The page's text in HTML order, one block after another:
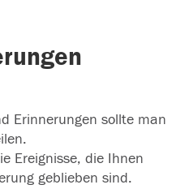
Erinnerungen sollte man
Ereignisse, die Ihnen
geblieben sind.